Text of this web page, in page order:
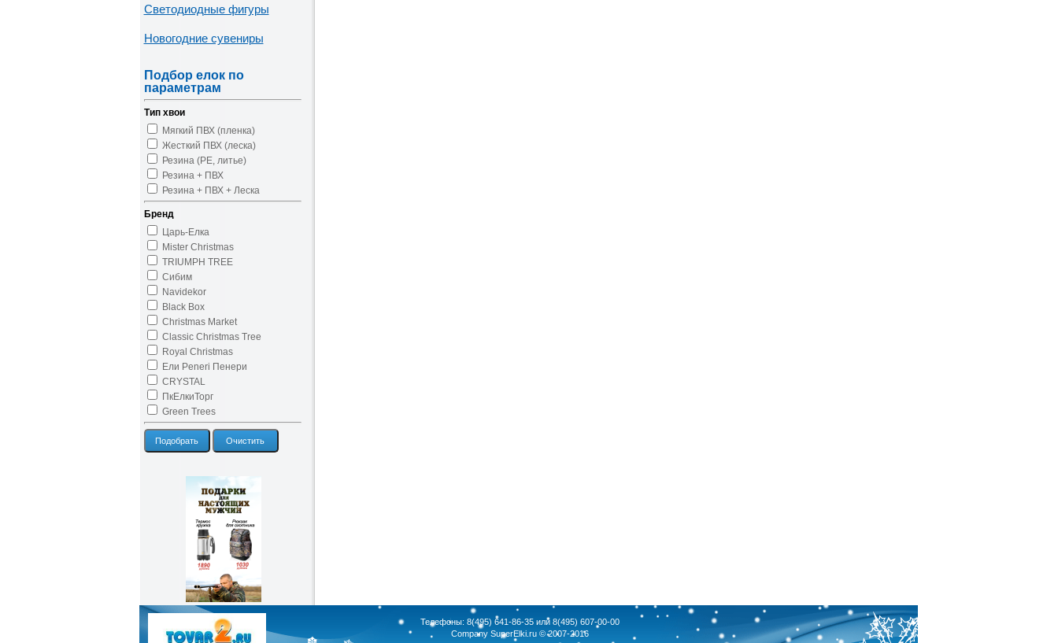
Светодиодные фигуры
Новогодние сувениры
Подбор елок по
параметрам
Тип хвои
Мягкий ПВХ (пленка)
Жесткий ПВХ (леска)
Резина (PE, литье)
Резина + ПВХ
Резина + ПВХ + Леска
Бренд
Царь-Елка
Mister Christmas
TRIUMPH TREE
Сибим
Navidekor
Black Box
Christmas Market
Classic Christmas Tree
Royal Christmas
Ели Peneri Пенери
CRYSTAL
ПкЕлкиТорг
Green Trees
Подобрать Очистить
Телефоны: 8(495) 641-86-35 или 8(495) 607-00-00
Company SuperElki.ru © 2007-2016